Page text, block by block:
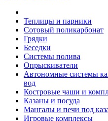
Теплицы и парники
Сотовый поликарбонат
Грядки
Беседки
Системы полива
Опрыскиватели
Автономные системы
вод
Костровые чаши и
Казаны и посуда
Мангалы и печи под
Игровые комплексы